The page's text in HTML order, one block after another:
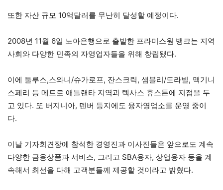
또한 자산 규모 10억달러를 무난히 달성할 예정이다.
2008년 11월 6일 노아은행으로 출발한 프라미스원 뱅크는 지역
사회와 다양한 민족의 자영업자들을 위해 창립됐다.
이에 둘루스,스와니/슈가로프, 잔스크릭, 샘블리/도라빌, 맥기니
스페리 등 메트로 애틀랜타 지역과 텍사스 휴스톤에 지점을 두
고 있다. 또 버지니아, 덴버 등지에도 융자영업소를 운영 중이
다.
이날 기자회견장에 참석한 경영진과 이사진들은 앞으로도 계속
다양한 금융상품과 서비스, 그리고 SBA융자, 상업융자 등을 계
속해서 최선을 다해 고객분들께 제공할 것이라고 밝혔다.